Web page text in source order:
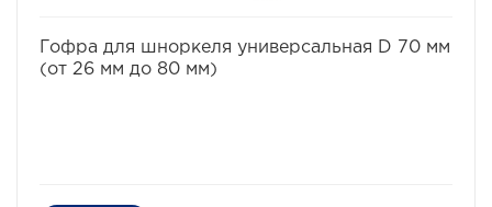
Гофра для шноркеля универсальная D 70 мм
(от 26 мм до 80 мм)